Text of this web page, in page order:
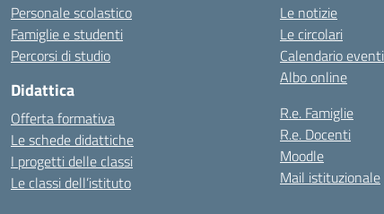
Personale scolastico
Famiglie e studenti
Percorsi di studio
Didattica
Offerta formativa
Le schede didattiche
I progetti delle classi
Le classi dell’istituto
Le notizie
Le circolari
Calendario eventi
Albo online
R.e. Famiglie
R.e. Docenti
Moodle
Mail istituzionale